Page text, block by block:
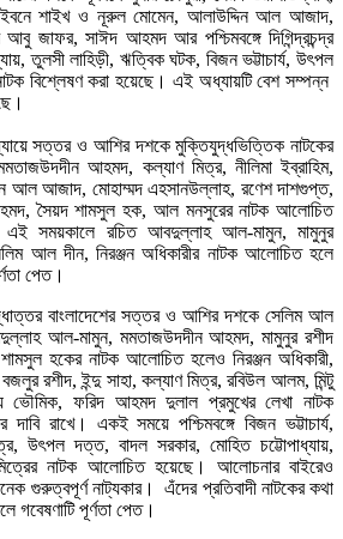
শাইখ ও নূরুল মোমেন, আলাউদ্দিন আল আজাদ,
আবু জাফর, সাঈদ আহমদ আর পশ্চিমবঙ্গে দিগিন্দ্রচন্দ্র
তুলসী লাহিড়ী, ঋত্বিক ঘটক, বিজন ভট্টাচার্য, উৎপল
বিশ্লেষণ করা হয়েছে। এই অধ্যায়টি বেশ সম্পন্ন
সত্তর ও আশির দশকে মুক্তিযুদ্ধভিত্তিক নাটকের
আহমদ, কল্যাণ মিত্র, নীলিমা ইব্রাহিম,
আল আজাদ, মোহাম্মদ এহসানউল্লাহ, রণেশ দাশগুপ্ত,
সৈয়দ শামসুল হক, আল মনসুরের নাটক আলোচিত
এই সময়কালে রচিত আবদুল্লাহ আল-মামুন, মামুনুর
আল দীন, নিরঞ্জন অধিকারীর নাটক আলোচিত হলে
পেত।
বাংলাদেশের সত্তর ও আশির দশকে সেলিম আল
আল-মামুন, মমতাজউদদীন আহমদ, মামুনুর রশীদ
হকের নাটক আলোচিত হলেও নিরঞ্জন অধিকারী,
রশীদ, ইন্দু সাহা, কল্যাণ মিত্র, রবিউল আলম, মিন্টু
ভৌমিক, ফরিদ আহমদ দুলাল প্রমুখের লেখা নাটক
দাবি রাখে। একই সময়ে পশ্চিমবঙ্গে বিজন ভট্টাচার্য,
উৎপল দত্ত, বাদল সরকার, মোহিত চট্টোপাধ্যায়,
নাটক আলোচিত হয়েছে। আলোচনার বাইরেও
গুরুত্বপূর্ণ নাট্যকার। এঁদের প্রতিবাদী নাটকের কথা
গবেষণাটি পূর্ণতা পেত।